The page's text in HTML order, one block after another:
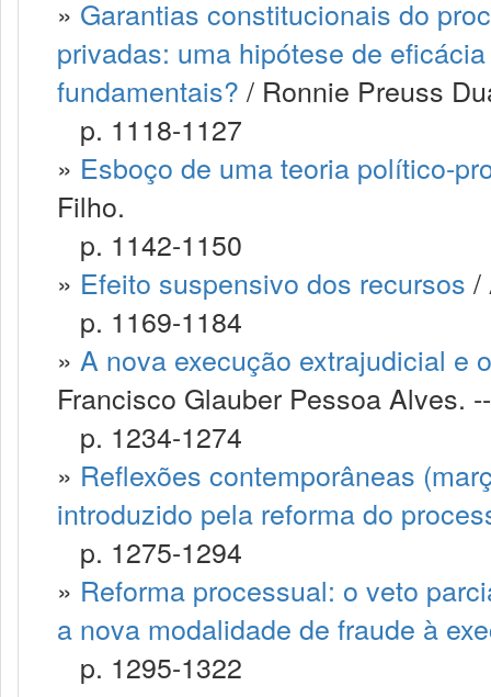
» Garantias constitucionais do
privadas: uma hipótese de
fundamentais? / Ronnie Preuss
p. 1118-1127
» Esboço de uma teoria político-
Filho.
p. 1142-1150
» Efeito suspensivo dos recursos /
p. 1169-1184
» A nova execução extrajudicial e
Francisco Glauber Pessoa Alves. --
p. 1234-1274
» Reflexões contemporâneas
introduzido pela reforma do
p. 1275-1294
» Reforma processual: o veto
a nova modalidade de fraude à
p. 1295-1322